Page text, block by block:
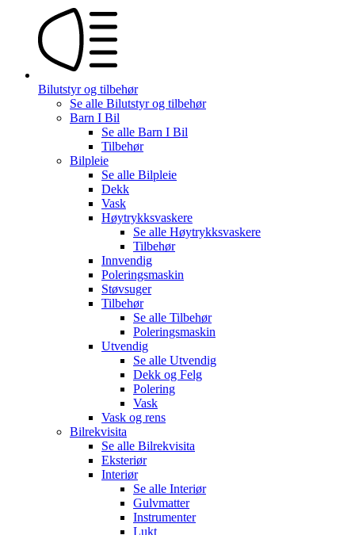
Bilutstyr og tilbehør
Se alle Bilutstyr og tilbehør
Barn I Bil
Se alle Barn I Bil
Tilbehør
Bilpleie
Se alle Bilpleie
Dekk
Vask
Høytrykksvaskere
Se alle Høytrykksvaskere
Tilbehør
Innvendig
Poleringsmaskin
Støvsuger
Tilbehør
Se alle Tilbehør
Poleringsmaskin
Utvendig
Se alle Utvendig
Dekk og Felg
Polering
Vask
Vask og rens
Bilrekvisita
Se alle Bilrekvisita
Eksteriør
Interiør
Se alle Interiør
Gulvmatter
Instrumenter
Lukt